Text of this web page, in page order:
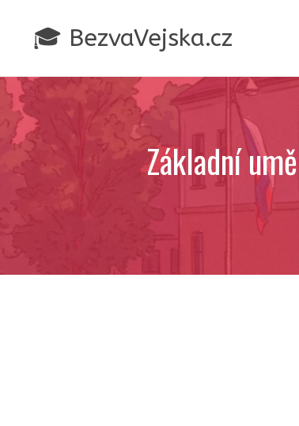
obsah
🎓 BezvaVejska.cz
Základní